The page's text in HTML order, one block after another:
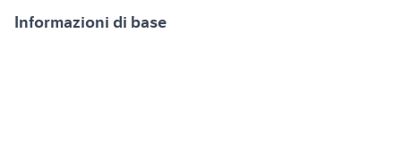
Informazioni di base